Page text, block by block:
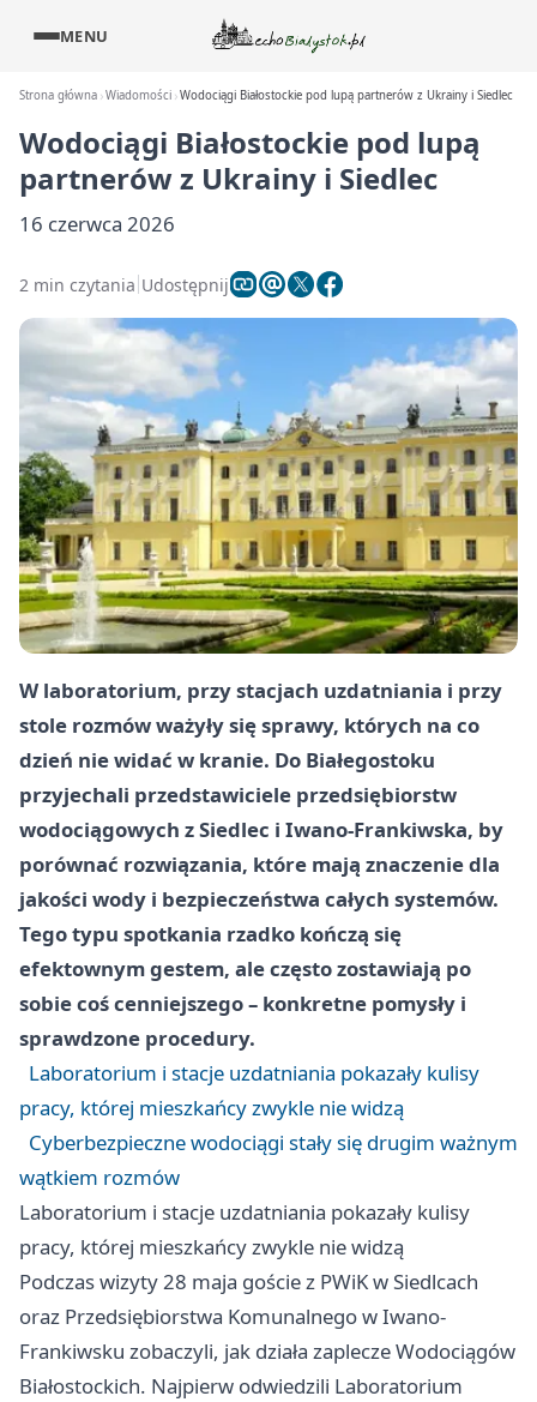
MENU
Strona główna Wiadomości Wodociągi Białostockie pod lupą partnerów z Ukrainy i Siedlec
Wodociągi Białostockie pod lupą
partnerów z Ukrainy i Siedlec
16 czerwca 2026
2 min czytania Udostępnij
W laboratorium, przy stacjach uzdatniania i przy
stole rozmów ważyły się sprawy, których na co
dzień nie widać w kranie. Do Białegostoku
przyjechali przedstawiciele przedsiębiorstw
wodociągowych z Siedlec i Iwano-Frankiwska, by
porównać rozwiązania, które mają znaczenie dla
jakości wody i bezpieczeństwa całych systemów.
Tego typu spotkania rzadko kończą się
efektownym gestem, ale często zostawiają po
sobie coś cenniejszego – konkretne pomysły i
sprawdzone procedury.
Laboratorium i stacje uzdatniania pokazały kulisy
pracy, której mieszkańcy zwykle nie widzą
Cyberbezpieczne wodociągi stały się drugim ważnym
wątkiem rozmów
Laboratorium i stacje uzdatniania pokazały kulisy
pracy, której mieszkańcy zwykle nie widzą
Podczas wizyty 28 maja goście z PWiK wSiedlcach
oraz Przedsiębiorstwa Komunalnego w Iwano-
Frankiwsku zobaczyli, jak działa zaplecze Wodociągów
Białostockich. Najpierw odwiedzili Laboratorium